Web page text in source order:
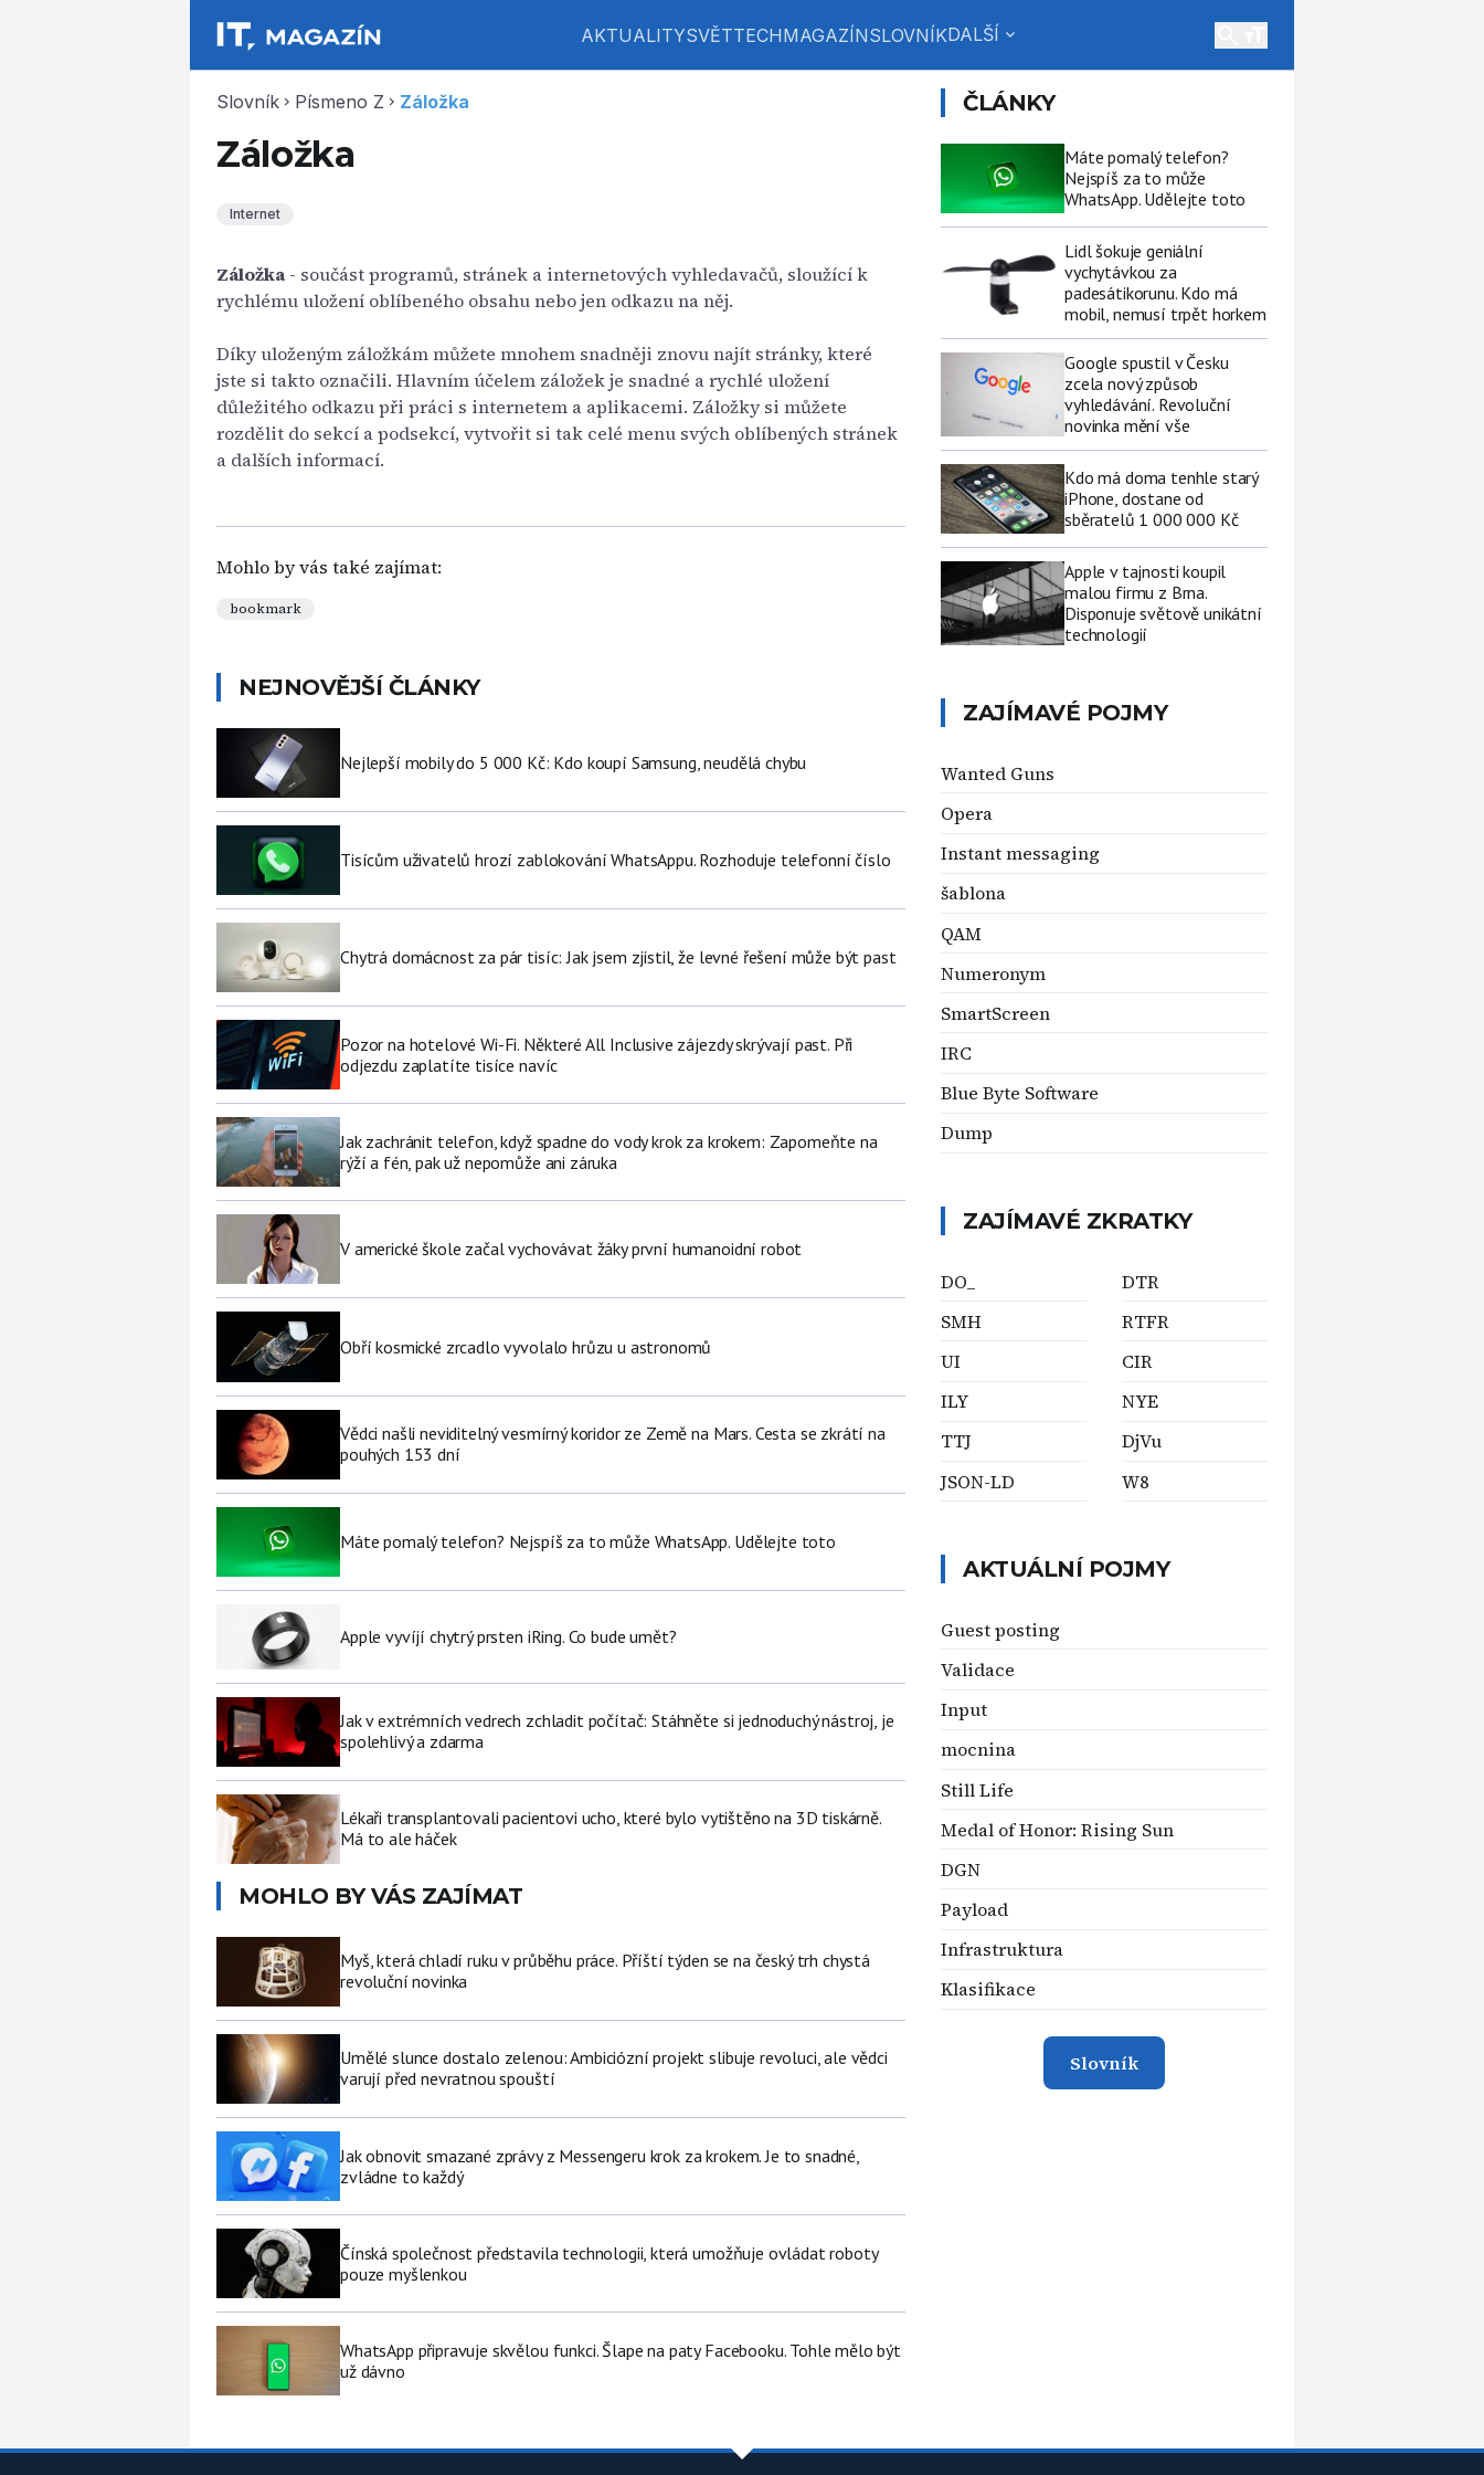
AKTUALITYSVĚTTECHMAGAZÍNSLOVNÍKDALŠÍ expand_more
Slovník chevron_right Písmeno Z chevron_right Záložka
Záložka
Internet
Záložka - součást programů, stránek a internetových vyhledavačů, sloužící k
rychlému uložení oblíbeného obsahu nebo jen odkazu na něj.
Díky uloženým záložkám můžete mnohem snadněji znovu najít stránky, které
jste si takto označili. Hlavním účelem záložek je snadné a rychlé uložení
důležitého odkazu při práci s internetem a aplikacemi. Záložky si můžete
rozdělit do sekcí a podsekcí, vytvořit si tak celé menu svých oblíbených stránek
a dalších informací.
Mohlo by vás také zajímat:
bookmark
NEJNOVĚJŠÍ ČLÁNKY
Nejlepší mobily do 5 000 Kč: Kdo koupí Samsung, neudělá chybu
Tisícům uživatelů hrozí zablokování WhatsAppu. Rozhoduje telefonní číslo
Chytrá domácnost za pár tisíc: Jak jsem zjistil, že levné řešení může být past
Pozor na hotelové Wi-Fi. Některé All Inclusive zájezdy skrývají past. Při
odjezdu zaplatíte tisíce navíc
Jak zachránit telefon, když spadne do vody krok za krokem: Zapomeňte na
rýží a fén, pak už nepomůže ani záruka
V americké škole začal vychovávat žáky první humanoidní robot
Obří kosmické zrcadlo vyvolalo hrůzu u astronomů
Vědci našli neviditelný vesmírný koridor ze Země na Mars. Cesta se zkrátí na
pouhých 153 dní
Máte pomalý telefon? Nejspíš za to může WhatsApp. Udělejte toto
Apple vyvíjí chytrý prsten iRing. Co bude umět?
Jak v extrémních vedrech zchladit počítač: Stáhněte si jednoduchý nástroj, je
spolehlivý a zdarma
Lékaři transplantovali pacientovi ucho, které bylo vytištěno na 3D tiskárně.
Má to ale háček
MOHLO BY VÁS ZAJÍMAT
Myš, která chladí ruku v průběhu práce. Příští týden se na český trh chystá
revoluční novinka
Umělé slunce dostalo zelenou: Ambiciózní projekt slibuje revoluci, ale vědci
varují před nevratnou spouští
Jak obnovit smazané zprávy z Messengeru krok za krokem. Je to snadné,
zvládne to každý
Čínská společnost představila technologii, která umožňuje ovládat roboty
pouze myšlenkou
WhatsApp připravuje skvělou funkci. Šlape na paty Facebooku. Tohle mělo být
už dávno
ČLÁNKY
Máte pomalý telefon?
Nejspíš za to může
WhatsApp. Udělejte toto
Lidl šokuje geniální
vychytávkou za
padesátikorunu. Kdo má
mobil, nemusí trpět horkem
Google spustil v Česku
zcela nový způsob
vyhledávání. Revoluční
novinka mění vše
Kdo má doma tenhle starý
iPhone, dostane od
sběratelů 1 000 000 Kč
Apple v tajnosti koupil
malou firmu z Brna.
Disponuje světově unikátní
technologií
ZAJÍMAVÉ POJMY
Wanted Guns
Opera
Instant messaging
šablona
QAM
Numeronym
SmartScreen
IRC
Blue Byte Software
Dump
ZAJÍMAVÉ ZKRATKY
DO_
SMH
UI
ILY
TTJ
JSON-LD
DTR
RTFR
CIR
NYE
DjVu
W8
AKTUÁLNÍ POJMY
Guest posting
Validace
Input
mocnina
Still Life
Medal of Honor: Rising Sun
DGN
Payload
Infrastruktura
Klasifikace
Slovník